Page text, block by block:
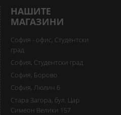
НАШИТЕ
МАГАЗИНИ
София - офис, Студентски
град
София, Студентски град
София, Борово
София, Люлин 6
Стара Загора, бул. Цар
Симеон Велики 157